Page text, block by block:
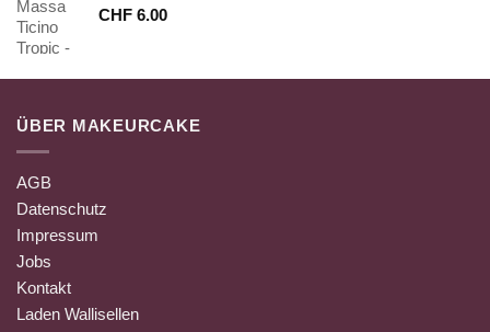
CHF 6.00
ÜBER MAKEURCAKE
AGB
Datenschutz
Impressum
Jobs
Kontakt
Laden Wallisellen